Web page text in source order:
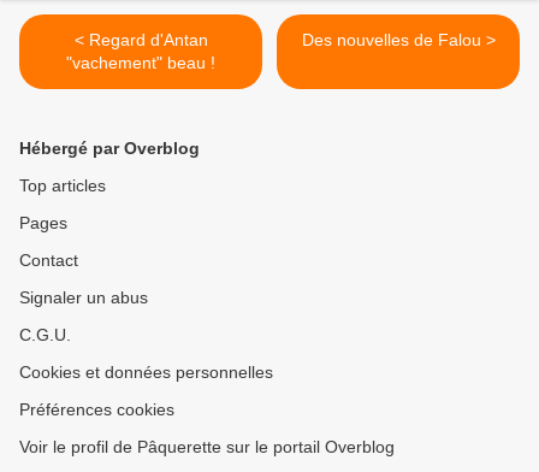
< Regard d'Antan
"vachement" beau !
Des nouvelles de Falou >
Hébergé par Overblog
Top articles
Pages
Contact
Signaler un abus
C.G.U.
Cookies et données personnelles
Préférences cookies
Voir le profil de Pâquerette sur le portail Overblog